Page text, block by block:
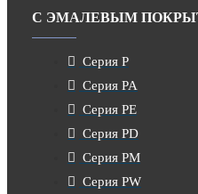
С ЭМАЛЕВЫМ
Серия P
Серия PA
Серия PE
Серия PD
Серия PM
Серия PW